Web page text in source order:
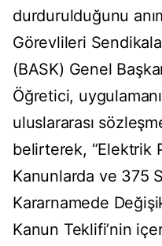
durdurulduğunu
Görevlileri
(BASK) Genel
Öğretici,
uluslararası
belirterek, “Elektrik
Kanunlarda ve 375
Kararnamede
Kanun Teklifi’nin